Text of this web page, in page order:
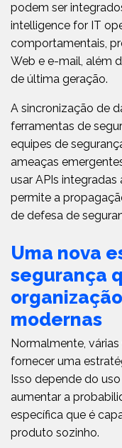
podem ser
intelligence for IT
comportamentais,
Web e e-mail, além
de última geração.
A sincronização de
ferramentas de
equipes de
ameaças
usar APIs
permite a
de defesa de
Uma nova
segurança
modernas
Normalmente,
fornecer uma
Isso depende do
aumentar a
específica que é
produto sozinho.